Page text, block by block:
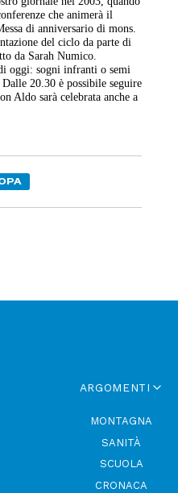
che animerà il
di anniversario di mons.
del ciclo da parte di
da Sarah Numico.
oggi: sogni infranti o semi
20.30 è possibile seguire
Aldo sarà celebrata anche a
ARGOMENTI
MONTAGNA
SANITÀ
SCUOLA
CRONACA